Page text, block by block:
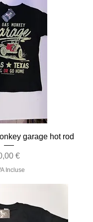
rapidegarage hot rod
€
Incluse